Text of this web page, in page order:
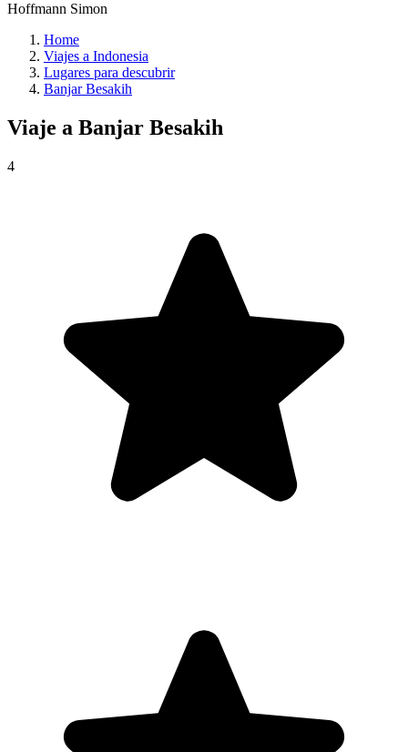
Hoffmann Simon
Home
Viajes a Indonesia
Lugares para descubrir
Banjar Besakih
Viaje a Banjar Besakih
4